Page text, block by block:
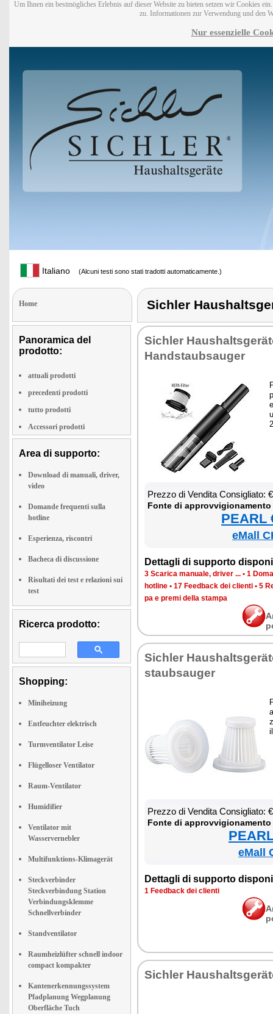
Um Ihnen ein bestmögliches Erlebnis auf dieser Website zu bieten setzen wir Cookies
zu. Informationen zur Verwendung und den
Nur essenzielle
Italiano (Alcuni testi sono stati tradotti automaticamente.)
Home
Panoramica del
prodotto:
attuali prodotti
precedenti prodotti
tutto prodotti
Accessori prodotti
Area di supporto:
Download di manuali, driver,
video
Domande frequenti sulla
hotline
Esperienza, riscontri
Bacheca di discussione
Risultati dei test e relazioni sui
test
Ricerca prodotto:
Shopping:
Miniheizung
Entfeuchter elektrisch
Turmventilator Leise
Flügelloser Ventilator
Raum-Ventilator
Humidifier
Ventilator mit
Wasservernebler
Multifunktions-Klimagerät
Steckverbinder
Steckverbindung Station
Verbindungsklemme
Schnellverbinder
Standventilator
Raumheizlüfter schnell indoor
compact kompakter
Kantenerkennungssystem
Pfadplanung Wegplanung
Oberfläche Tuch
Sichler
Si­chler
Hand­staub­sau­ger
Prez­zo di Ven­di­ta Con­si­glia­to:
Fon­te di
PEARL
eMall
Det­ta­gli di sup­por­to
3 Sca­ri­ca ma­nua­le, dri­ver ... • 1
ho­tli­ne • 17 Feed­back dei clien­ti • 5
pa e pre­mi del­la stam­pa
Si­chler
staub­sau­ger
Prez­zo di Ven­di­ta Con­si­glia­to:
Fon­te di
eMall
Det­ta­gli di sup­por­to
1 Feed­back dei clien­ti
Si­chler